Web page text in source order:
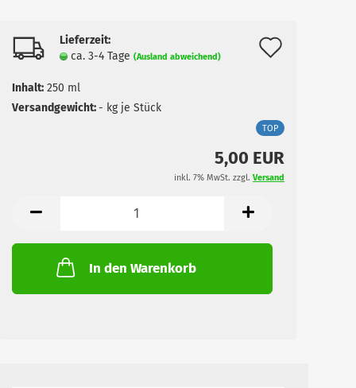
Lieferzeit:
ca. 3-4 Tage (Ausland abweichend)
Inhalt: 250 ml
Versandgewicht:- kg je Stück
TOP
5,00 EUR
inkl. 7% MwSt. zzgl. Versand
In den Warenkorb